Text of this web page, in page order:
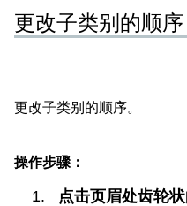
更改子类别的顺序
更改子类别的顺序。
操作步骤：
点击页眉处齿轮